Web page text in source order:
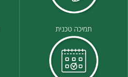
תמיכה טכנית